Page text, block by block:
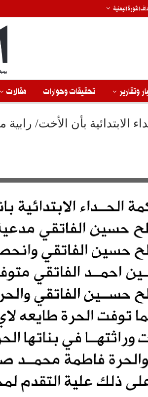
الثورة اليمنية
وتقارير تحقيقات وحوارات مقالات
الابتدائية بأن الأخت/